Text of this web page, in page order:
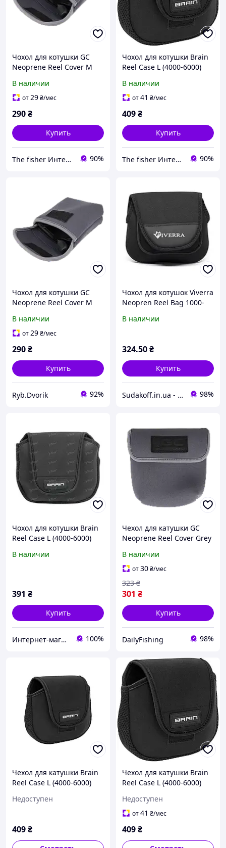
Чохол для котушки GC
Neoprene Reel Cover M
7020311
В наличии
от29₴/мес
290₴
Купить
The fisher Интернет магазин 90%
Чохол для котушки Brain
Reel Case L (4000-6000)
В наличии
от41 ₴/мес
409₴
Купить
The fisher Интернет магазин 90%
Чохол для котушки GC
Neoprene Reel Cover M
7020311
В наличии
от29₴/мес
290₴
Купить
Ryb.Dvorik 92%
Чохол для котушок Viverra
Neopren Reel Bag 1000-
В наличии
324.50₴
Купить
Sudakoff.in.ua - Інтернет-магазин рибальських товарів 98%
Чохол для котушки Brain
Reel Case L (4000-6000)
В наличии
391 ₴
Купить
Интернет-магазин "Steel Fish" 100%
Чехол для катушки GC
Neoprene Reel Cover Grey
В наличии
от30₴/мес
301 ₴
323 ₴
Купить
DailyFishing 98%
Чехол для катушки Brain
Reel Case L (4000-6000)
Недоступен
409₴
Чехол для катушки Brain
Reel Case L (4000-6000)
Недоступен
от41 ₴/мес
409₴